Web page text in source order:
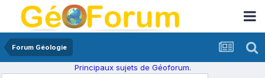
Forum Géologie
Principaux sujets de Géoforum.